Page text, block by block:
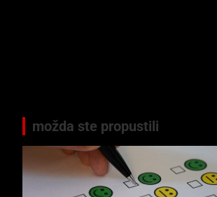
možda ste propustili